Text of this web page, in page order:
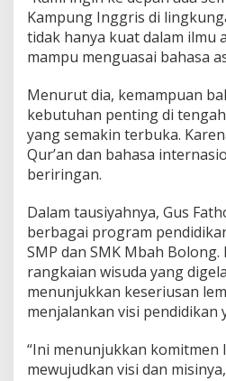
Kampung Inggris di
tidak hanya kuat dalam ilmu
mampu menguasai bahasa
Menurut dia, kemampuan
kebutuhan penting di
yang semakin terbuka.
Qur’an dan bahasa
beriringan.
Dalam tausiyahnya, Gus
berbagai program
SMP dan SMK Mbah
rangkaian wisuda yang
menunjukkan keseriusan
menjalankan visi pendidikan
“Ini menunjukkan komitmen
mewujudkan visi dan